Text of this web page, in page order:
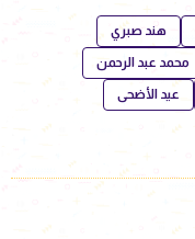
هند صبري
محمد عبد الرحمن
عيد الأضحى